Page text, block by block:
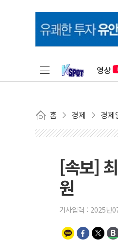
영상
홈 경제 경제
[속보]
원
기사입력 : 2025년